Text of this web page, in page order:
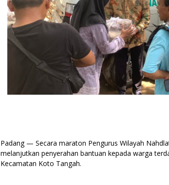
Padang — Secara maraton Pengurus Wilayah
melanjutkan penyerahan bantuan kepada warga
Kecamatan Koto Tangah.